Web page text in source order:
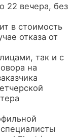
22 вечера, без
в стоимость
отказа от
так и с
на